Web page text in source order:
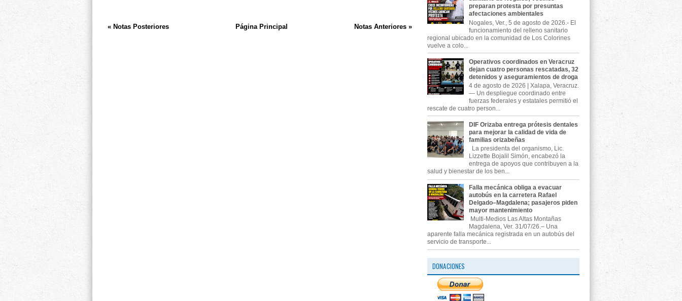
« Notas Posteriores Notas Anteriores »
Página Principal
preparan protesta por presuntas
afectaciones ambientales
Nogales, Ver., 5 de agosto de 2026.- El
funcionamiento del relleno sanitario
regional ubicado en la comunidad de Los Colorines
vuelve a colo...
Operativos coordinados en Veracruz
dejan cuatro personas rescatadas, 32
detenidos y aseguramientos de droga
4 de agosto de 2026 | Xalapa, Veracruz.
— Un despliegue coordinado entre
fuerzas federales y estatales permitió el
rescate de cuatro person...
DIF Orizaba entrega prótesis dentales
para mejorar la calidad de vida de
familias orizabeñas
La presidenta del organismo, Lic.
Lizzette Bojalil Simón, encabezó la
entrega de apoyos que contribuyen a la
salud y bienestar de los ben...
Falla mecánica obliga a evacuar
autobús en la carretera Rafael
Delgado–Magdalena; pasajeros piden
mayor mantenimiento
Multi-Medios Las Altas Montañas
Magdalena, Ver. 31/07/26.– Una
aparente falla mecánica registrada en un autobús del
servicio de transporte...
DONACIONES